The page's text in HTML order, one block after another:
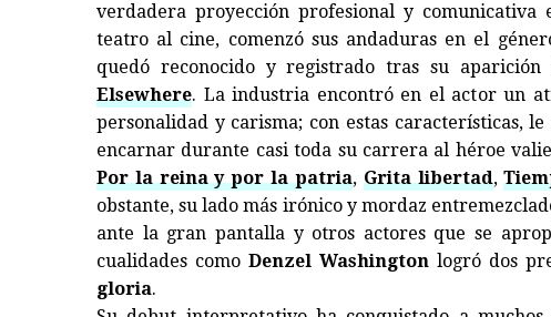
verdadera proyección profesional y
teatro al cine, comenzó sus andaduras en el
quedó reconocido y registrado tras su
Elsewhere. La industria encontró en el actor un
personalidad y carisma; con estas características,
encarnar durante casi toda su carrera al héroe
Por la reina y por la patria, Grita libertad,
obstante, su lado más irónico y mordaz
ante la gran pantalla y otros actores que se
cualidades como Denzel Washingtonlogró dos
gloria.